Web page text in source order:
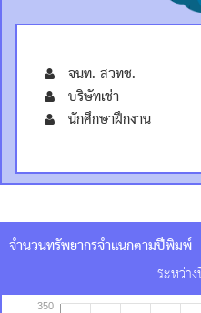
จนท. สวทช.
บริษัทเช่า
นักศึกษาฝึกงาน
จำนวนทรัพยากรจำแนกตามปีพิมพ์
ระหว่า
350